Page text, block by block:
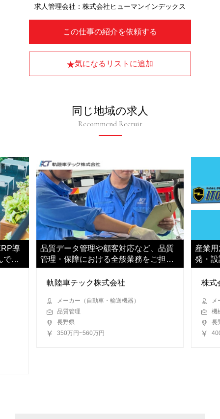
この仕事の紹介を依頼する
気になるリストに追加
求人管理会社：株式会社ヒューマンインデックス
同じ地域の求人
Recommend Recruit
導
でい
品質データ管理や顧客対応など、品質
管理・保障における全般業務をご担当
いただきます
軌陸車テック株式会社
メーカー（自動車・輸送機器）
品質管理
長野県
350万円~560万円
産業
発・
株式
メ
機
長